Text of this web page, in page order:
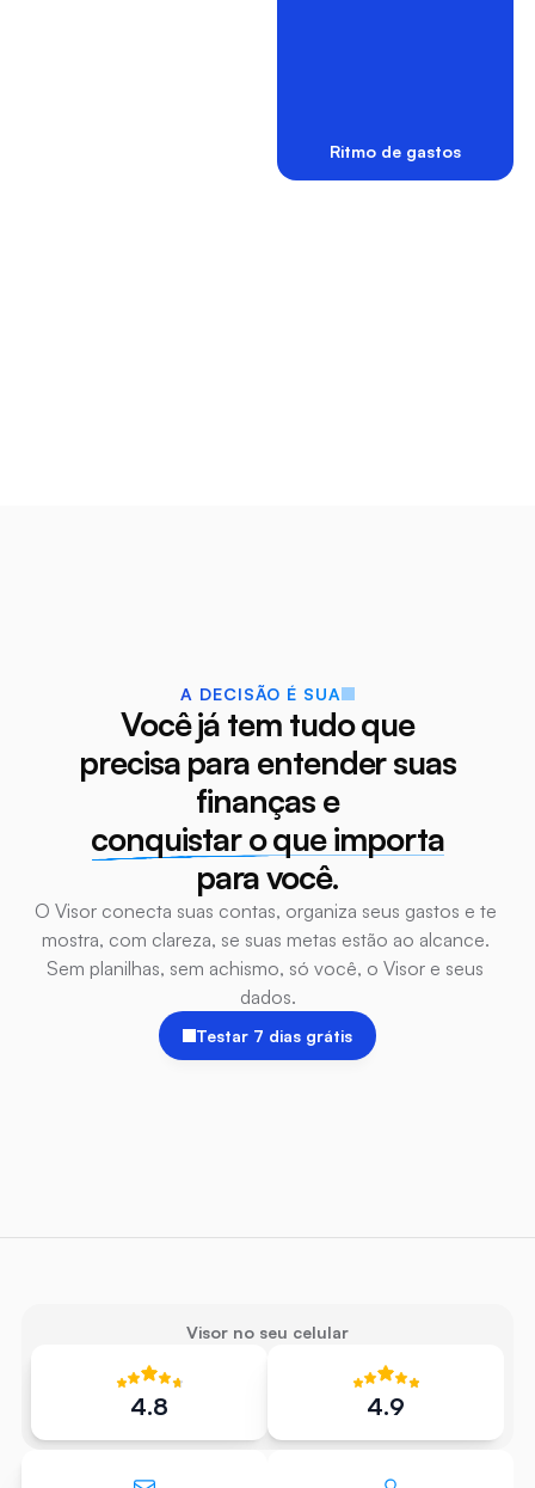
Ritmo de gastos
A DECISÃO É SUA
Você já tem tudo que
precisa para entender suas
finanças e
conquistar o que importa
para você.
O Visor conecta suas contas, organiza seus gastos e te
mostra, com clareza, se suas metas estão ao alcance.
Sem planilhas, sem achismo, só você, o Visor e seus
dados.
Testar 7 dias grátis
Visor no seu celular
4.8 4.9